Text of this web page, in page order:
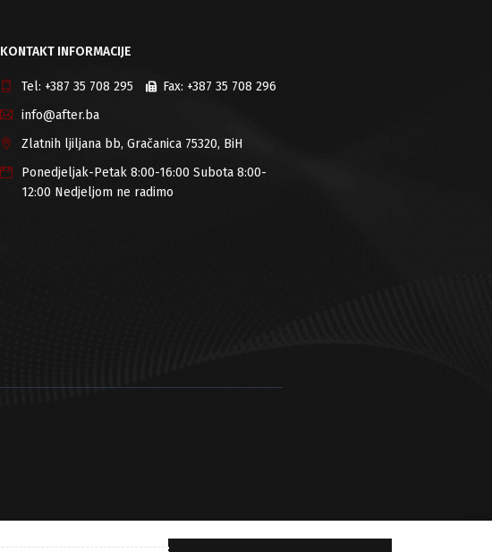
KONTAKT INFORMACIJE
Tel: +387 35 708 295 Fax: +387 35 708 296
info@after.ba
Zlatnih ljiljana bb, Gračanica 75320, BiH
Ponedjeljak-Petak 8:00-16:00 Subota 8:00-
12:00 Nedjeljom ne radimo